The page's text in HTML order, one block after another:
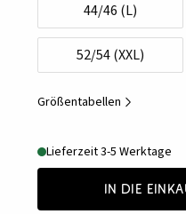
44/46 (L)
52/54 (XXL)
Größentabellen
Lieferzeit 3-5 Werktage
In die